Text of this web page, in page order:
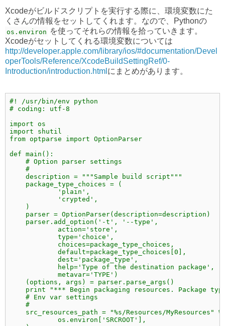
Xcodeがビルドスクリプトを実行する際に、環境変数にた
くさんの情報をセットしてくれます。なので、Pythonの
os.environ を使ってそれらの情報を拾っていきます。
Xcodeがセットしてくれる環境変数については
http://developer.apple.com/library/ios/#documentation/Devel
operTools/Reference/XcodeBuildSettingRef/0-
Introduction/introduction.html にまとめがあります。
#! /usr/bin/env python
# coding: utf-8
import os
import shutil
from optparse import OptionParser
def main():
    # Option parser settings
    #
    description = """Sample build script"""
    package_type_choices = (
            'plain',
            'crypted',
    )
    parser = OptionParser(description=description)
    parser.add_option('-t', '--type',
            action='store',
            type='choice',
            choices=package_type_choices,
            default=package_type_choices[0],
            dest='package_type',
            help='Type of the destination package',
            metavar='TYPE')
    (options, args) = parser.parse_args()
print "*** Begin packaging resources. Package
    # Env var settings
    #
src_resources_path = "%s/Resources/MyResources" %
            os.environ['SRCROOT'],